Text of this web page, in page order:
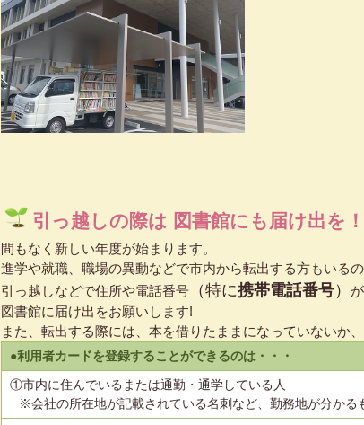
引っ越しの際は 図書館にも届け出を！
間もなく新しい年度が始まります。
進学や就職、職場の異動などで市内から転出する方もいる
引っ越しなどで住所や電話番号
（特に携帯電話番号）
図書館に届け出をお願いします!
また、転出する際には、本を借りたままになっていないか
●利用者カードを登録することができるのは・・・
①市内に住んでいるまたは通勤・通学している人
※会社の所在地が記載されている名刺など、勤務地が分かる